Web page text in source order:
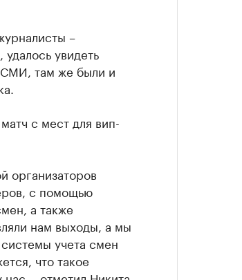
–
увидеть
СМИ, там же были и
с мест для вип-
организаторов
с помощью
а также
нам выходы, а мы
учета смен
что такое